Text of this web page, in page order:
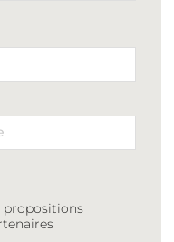
propositions